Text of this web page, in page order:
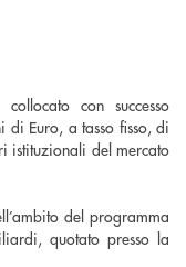
con successo
Euro, a tasso fisso, di
istituzionali del mercato
del programma
quotato presso la